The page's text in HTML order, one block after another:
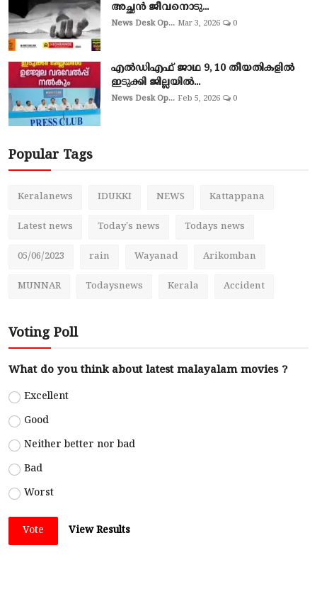
അച്ഛൻ ജീവനൊടു...
News Desk Op... Mar 3, 2026 0
എല്‍ഡിഎഫ് ജാഥ 9, 10 തീയതികളില്‍
ഇടുക്കി ജില്ലയില്‍...
News Desk Op... Feb 5, 2026 0
Popular Tags
Keralanews IDUKKI NEWS Kattappana
Latest news Today's news Todays news
05/06/2023 rain Wayanad Arikomban
MUNNAR Todaysnews Kerala Accident
Voting Poll
What do you think about latest malayalam movies ?
Excellent
Good
Neither better nor bad
Bad
Worst
Vote View Results